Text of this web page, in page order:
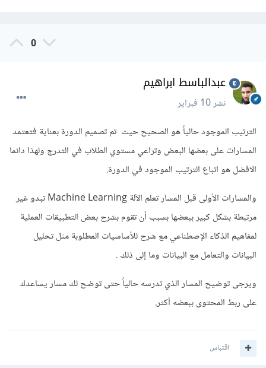
0
عبدالباسط ابراهيم
نشر10 فبراير
الترتيب الموجود حالياً هو الصحيح حيث تم تصميم الدورة بعناية فتعتمد
المسارات على بعضها البعض وتراعي مستوي الطلاب في التدرج ولهذا دائما
الافضل هو اتباع الترتيب الموجود في الدورة.
والمسارات الأولى قبل المسار تعلم الآلة Machine Learning تبدو غير
مرتبطة بشكل كبير ببعضها بسبب أن تقوم بشرح بعض التطبيقات العملية
لمفاهيم الذكاء الإصطناعي مع شرح للأساسيات المطلوبة مثل تحليل
البيانات والتعامل مع البيانات وما إلى ذلك .
ويرجى توضيح المسار الذي تدرسه حالياً حتى توضح لك مسار يساعدك
على ربط المحتوى ببعضه أكثر.
اقتباس